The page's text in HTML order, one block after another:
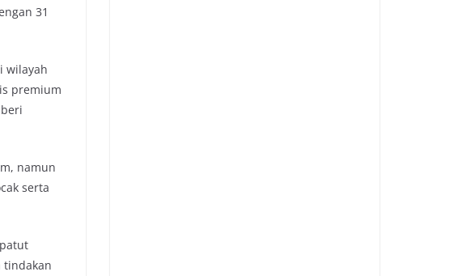
31
wilayah
premium
namun
serta
tindakan